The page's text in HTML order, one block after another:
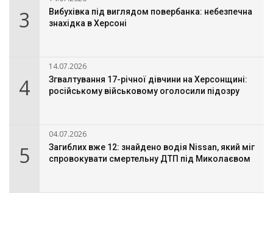
3
Вибухівка під виглядом повербанка: небезпечна
знахідка в Херсоні
4
14.07.2026
Згвалтування 17-річної дівчини на Херсонщині:
російському військовому оголосили підозру
5
04.07.2026
Загиблих вже 12: знайдено водія Nissan, який міг
спровокувати смертельну ДТП під Миколаєвом